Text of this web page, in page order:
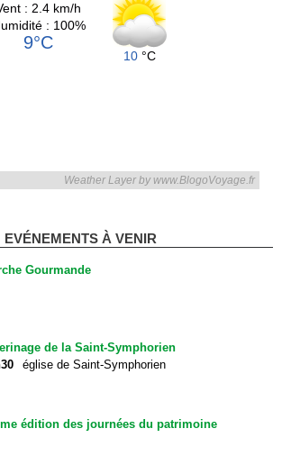
: 2.4 km/h
: 100%
9°C
10 °C
Weather Layer by www.BlogoVoyage.fr
EVÉNEMENTS À VENIR
Gourmande
de la Saint-Symphorien
église de Saint-Symphorien
édition des journées du patrimoine